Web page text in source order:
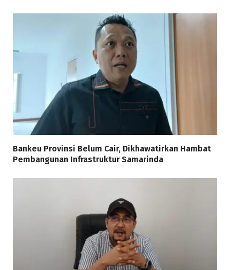
Bankeu Provinsi Belum Cair, Dikhawatirkan Hambat
Pembangunan Infrastruktur Samarinda